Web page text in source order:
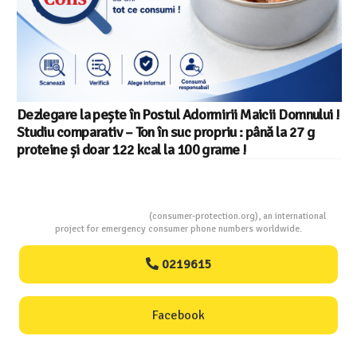
în Postul Adormirii Maicii Domnului !
– Ton în suc propriu : până la 27 g
122 kcal la 100 grame !
Salariul
din 22 in UE
(consumer-protection.org), an international
project for emergency consumer phone numbers worldwide.
0219615
Facebook